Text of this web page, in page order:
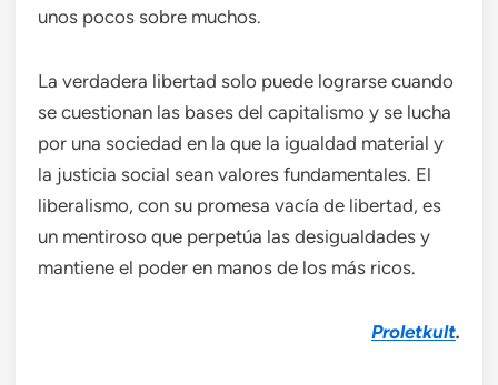
unos pocos sobre muchos.
La verdadera libertad solo puede lograrse cuando
se cuestionan las bases del capitalismo y se lucha
por una sociedad en la que la igualdad material y
la justicia social sean valores fundamentales. El
liberalismo, con su promesa vacía de libertad, es
un mentiroso que perpetúa las desigualdades y
mantiene el poder en manos de los más ricos.
Proletkult.